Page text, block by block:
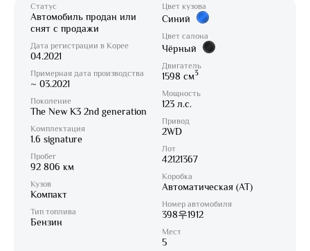
Статус
Автомобиль продан или
снят с продажи
Дата регистрации в Корее
04.2021
Примерная дата производства
~ 03.2021
Поколение
The New K3 2nd generation
Комплектация
1.6 signature
Пробег
92 806 км
Кузов
Компакт
Тип топлива
Бензин
Цвет кузова
Синий
Цвет салона
Чёрный
Двигатель
1598 см3
Мощность
123 л.с.
Привод
2WD
Лот
42121367
Коробка
Автоматическая (AT)
Номер автомобиля
398우1912
Мест
5